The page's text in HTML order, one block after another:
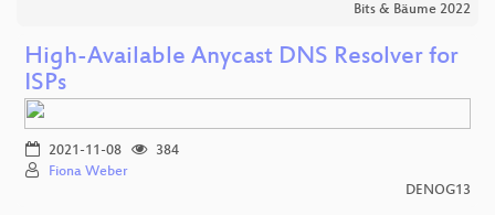
Bits & Bäume 2022
High-Available Anycast DNS Resolver for
ISPs
2021-11-08
384
Fiona Weber
DENOG13